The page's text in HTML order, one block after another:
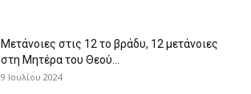
Μετάνοιες στις 12 το βράδυ, 12 μετάνοιες
στη Μητέρα του Θεού...
9 Ιουλίου 2024